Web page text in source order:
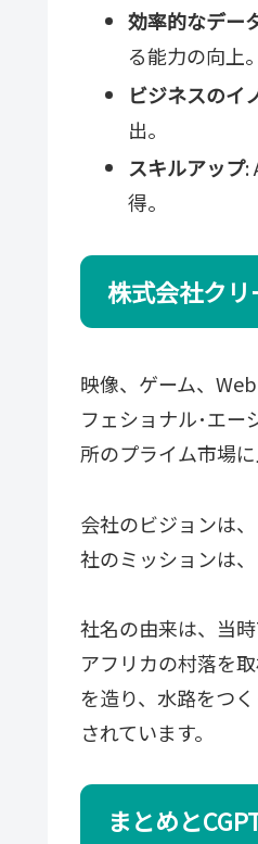
効率的なデー
る能力の向上。
ビジネスのイ
出。
スキルアップ:
得。
株式会社ク
映像、ゲーム、
フェショナル･エー
所のプライム市場に
会社のビジョンは
社のミッションは
社名の由来は、当
アフリカの村落を
を造り、水路をつ
されています。
まとめと